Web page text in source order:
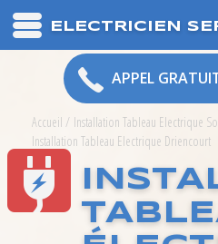
ELECTRICIEN
APPEL
Accueil / Installation Tableau Electrique
Installation Tableau Electrique Driencourt